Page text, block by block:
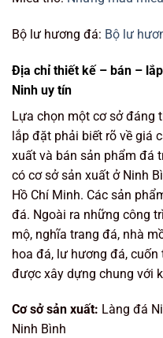
Bộ lư hương đá: Bộ lư
Địa chỉ thiết kế – bán –
Ninh uy tín
Lựa chọn một cơ sở đáng
lắp đặt phải biết rõ về giá
xuất và bán sản phẩm đá
có cơ sở sản xuất ở Ninh
Hồ Chí Minh. Các sản
đá. Ngoài ra những công
mộ, nghĩa trang đá, nhà
hoa đá, lư hương đá,
được xây dựng chung với
Cơ sở sản xuất: Làng đá
Ninh Bình